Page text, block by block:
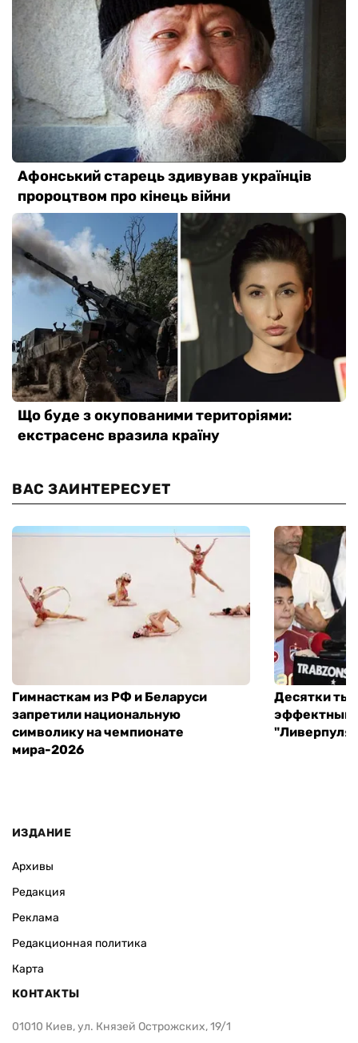
ВАС ЗАИНТЕРЕСУЕТ
Гимнасткам из РФ и Беларуси
запретили национальную
символику на чемпионате
мира-2026
Десятки
эффектный
ИЗДАНИЕ
Архивы
Редакция
Реклама
Редакционная политика
Карта
КОНТАКТЫ
01010 Киев, ул. Князей Острожских, 19/1